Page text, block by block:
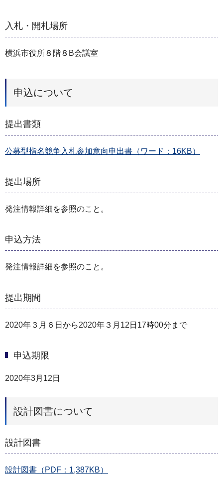
入札・開札場所
横浜市役所８階８B会議室
申込について
提出書類
公募型指名競争入札参加意向申出書（ワード：16KB）
提出場所
発注情報詳細を参照のこと。
申込方法
発注情報詳細を参照のこと。
提出期間
2020年３月６日から2020年３月12日17時00分まで
申込期限
2020年3月12日
設計図書について
設計図書
設計図書（PDF：1,387KB）